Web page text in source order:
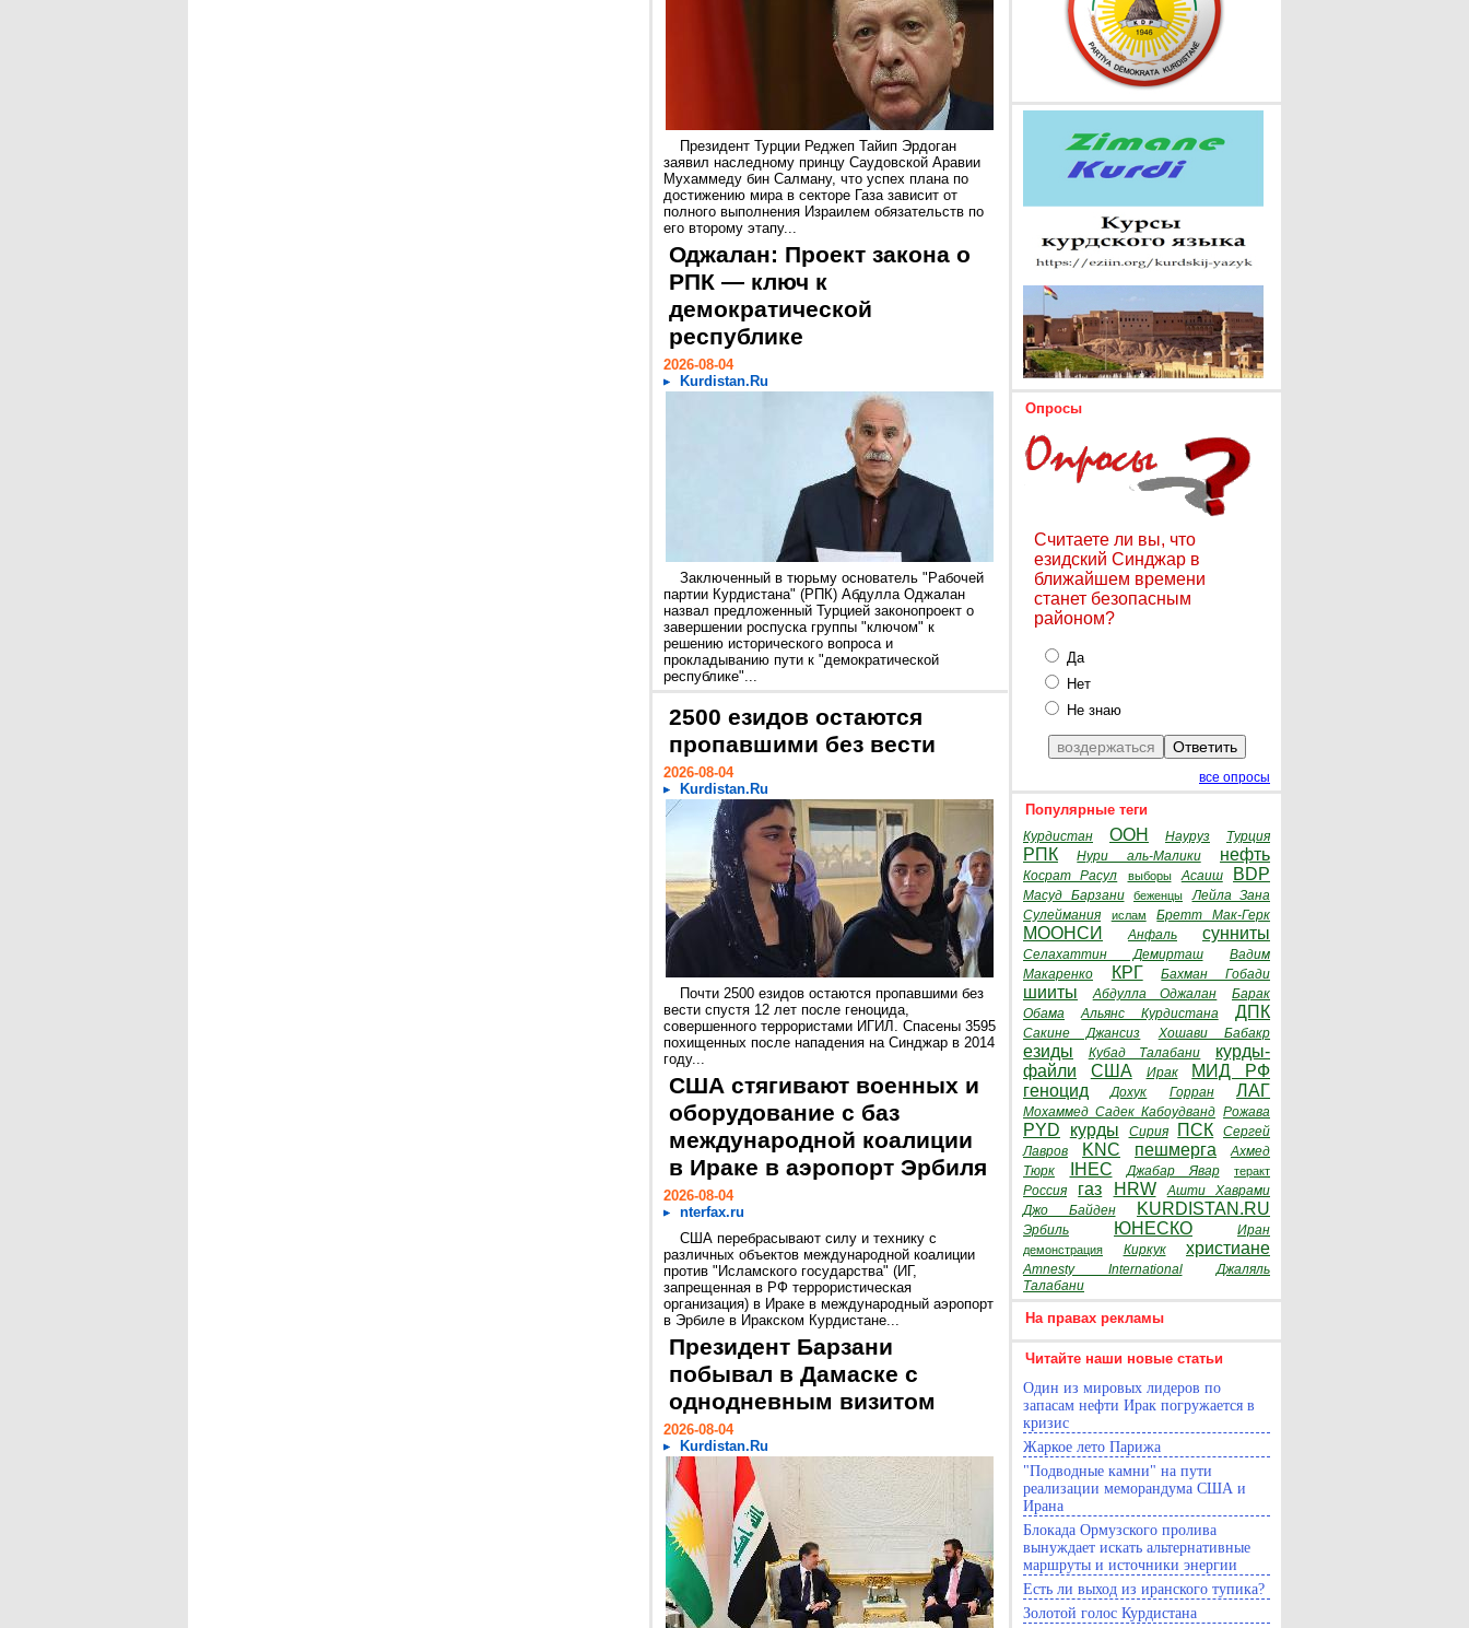
Президент Турции Реджеп Тайип Эрдоган
заявил наследному принцу Саудовской Аравии
Мухаммеду бин Салману, что успех плана по
достижению мира в секторе Газа зависит от
полного выполнения Израилем обязательств по
его второму этапу...
Оджалан: Проект закона о
РПК — ключ к
демократической
республике
2026-08-04
Kurdistan.Ru
Заключенный в тюрьму основатель "Рабочей
партии Курдистана" (РПК) Абдулла Оджалан
назвал предложенный Турцией законопроект о
завершении роспуска группы "ключом" к
решению исторического вопроса и
прокладыванию пути к "демократической
республике"...
2500 езидов остаются
пропавшими без вести
2026-08-04
Kurdistan.Ru
Почти 2500 езидов остаются пропавшими без
вести спустя 12 лет после геноцида,
совершенного террористами ИГИЛ. Спасены 3595
похищенных после нападения на Синджар в 2014
году...
США стягивают военных и
оборудование с баз
международной коалиции
в Ираке в аэропорт Эрбиля
2026-08-04
nterfax.ru
США перебрасывают силу и технику с
различных объектов международной коалиции
против "Исламского государства" (ИГ,
запрещенная в РФ террористическая
организация) в Ираке в международный аэропорт
в Эрбиле в Иракском Курдистане...
Президент Барзани
побывал в Дамаске с
однодневным визитом
2026-08-04
Kurdistan.Ru
Опросы
Считаете ли вы, что
езидский Синджар в
ближайшем времени
станет безопасным
районом?
Да
Нет
Не знаю
все опросы
Популярные теги
Курдистан ООН Науруз Турция
РПК Нури аль-Малики нефть
Косрат Расул выборы Асаиш BDP
Масуд Барзани беженцы
Лейла Зана
Сулеймания
ислам Бретт Мак-Герк
МООНСИ Анфаль сунниты
Селахаттин Демирташ
Вадим
Макаренко
КРГ Бахман Гобади
шииты Абдулла Оджалан
Барак
Обама
Альянс Курдистана ДПК
Сакине Джансиз Хошави Бабакр
езиды Кубад Талабани
курды-
файли
США Ирак
МИД РФ
геноцид
Дохук Горран ЛАГ
Мохаммед Садек Кабоудванд Рожава
PYD курды Сирия ПСК
Сергей
Лавров
KNC пешмерга
Ахмед
Тюрк
IHEC Джабар Явар теракт
Россия газ HRW
Ашти Хаврами
Джо Байден
KURDISTAN.RU
Эрбиль ЮНЕСКО Иран
демонстрация Киркук христиане
Amnesty International
Джаляль
Талабани
На правах рекламы
Читайте наши новые статьи
Один из мировых лидеров по
запасам нефти Ирак погружается в
кризис
Жаркое лето Парижа
"Подводные камни" на пути
реализации меморандума США и
Ирана
Блокада Ормузского пролива
вынуждает искать альтернативные
маршруты и источники энергии
Есть ли выход из иранского тупика?
Золотой голос Курдистана